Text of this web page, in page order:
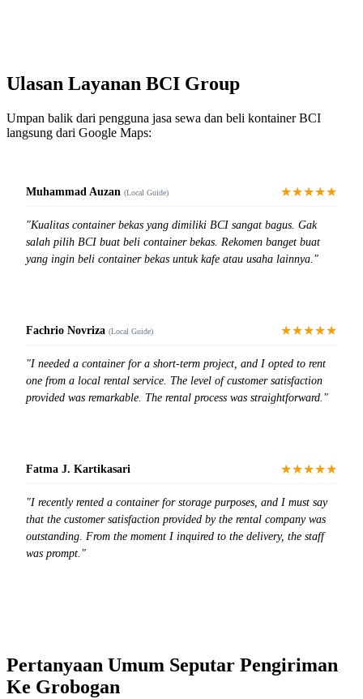
Ulasan Layanan BCI Group
Umpan balik dari pengguna jasa sewa dan beli kontainer BCI
langsung dari Google Maps:
Muhammad Auzan (Local Guide) ★★★★★
"Kualitas container bekas yang dimiliki BCI sangat bagus. Gak
salah pilih BCI buat beli container bekas. Rekomen banget buat
yang ingin beli container bekas untuk kafe atau usaha lainnya."
Fachrio Novriza (Local Guide) ★★★★★
"I needed a container for a short-term project, and I opted to rent
one from a local rental service. The level of customer satisfaction
provided was remarkable. The rental process was straightforward."
Fatma J. Kartikasari ★★★★★
"I recently rented a container for storage purposes, and I must say
that the customer satisfaction provided by the rental company was
outstanding. From the moment I inquired to the delivery, the staff
was prompt."
Pertanyaan Umum Seputar Pengiriman
Ke Grobogan